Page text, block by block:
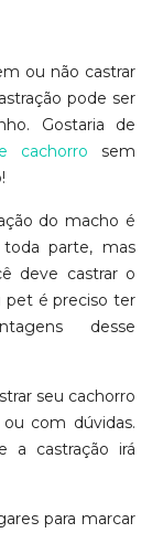
ou não castrar
pode ser
Gostaria de
cachorro sem
do macho é
parte, mas
deve castrar o
pet é preciso ter
desse
seu cachorro
com dúvidas.
a castração irá
para marcar